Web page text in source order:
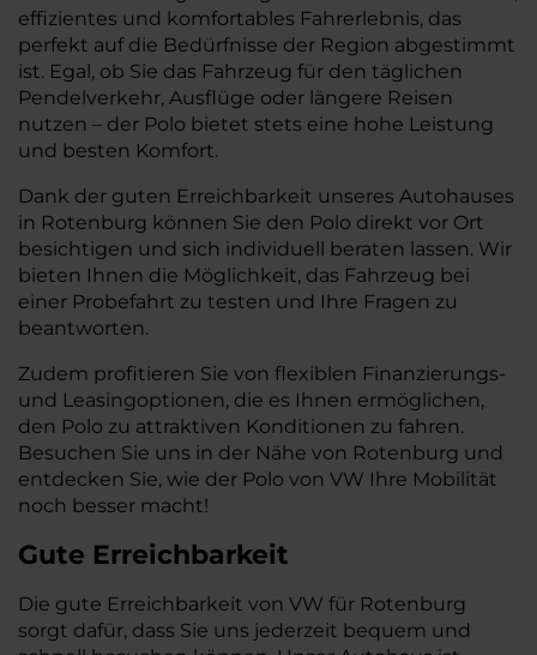
effizientes und komfortables Fahrerlebnis, das
perfekt auf die Bedürfnisse der Region abgestimmt
ist. Egal, ob Sie das Fahrzeug für den täglichen
Pendelverkehr, Ausflüge oder längere Reisen
nutzen – der Polo bietet stets eine hohe Leistung
und besten Komfort.
Dank der guten Erreichbarkeit unseres Autohauses
in Rotenburg können Sie den Polo direkt vor Ort
besichtigen und sich individuell beraten lassen. Wir
bieten Ihnen die Möglichkeit, das Fahrzeug bei
einer Probefahrt zu testen und Ihre Fragen zu
beantworten.
Zudem profitieren Sie von flexiblen Finanzierungs-
und Leasingoptionen, die es Ihnen ermöglichen,
den Polo zu attraktiven Konditionen zu fahren.
Besuchen Sie uns in der Nähe von Rotenburg und
entdecken Sie, wie der Polo von VW Ihre Mobilität
noch besser macht!
Gute Erreichbarkeit
Die gute Erreichbarkeit von VW für Rotenburg
sorgt dafür, dass Sie uns jederzeit bequem und